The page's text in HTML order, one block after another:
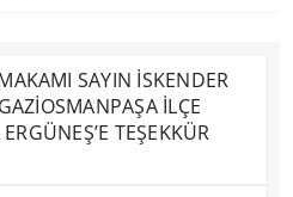
SAYIN İSKENDER
İLÇE
TEŞEKKÜR